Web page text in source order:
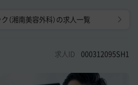
ちコンテンツ
（湘南美容外科）の求人一覧
求人ID 000312095SH1